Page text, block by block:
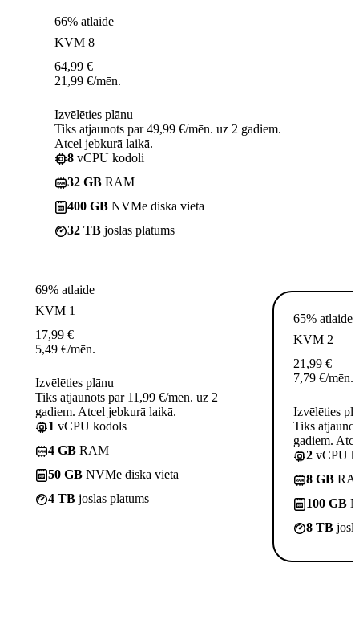
66% atlaide
KVM 8
64,99 €
21,99 €/mēn.
Izvēlēties plānu
Tiks atjaunots par 49,99 €/mēn. uz 2 gadiem.
Atcel jebkurā laikā.
8 vCPU kodoli
32 GB RAM
400 GB NVMe diska vieta
32 TB joslas platums
69% atlaide
KVM 1
17,99 €
5,49 €/mēn.
Izvēlēties plānu
Tiks atjaunots par 11,99 €/mēn. uz 2
gadiem. Atcel jebkurā laikā.
1 vCPU kodols
4 GB RAM
50 GB NVMe diska vieta
4 TB joslas platums
65% atlaide
KVM 2
21,99 €
7,79 €/mēn.
Izvēlēties
Tiks
gadiem.
2 vCPU
8 GB
100 GB
8 TB